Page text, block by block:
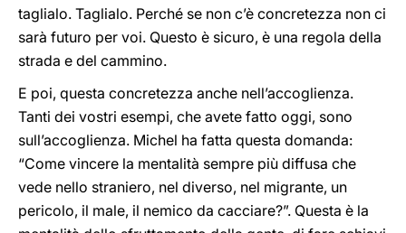
taglialo. Taglialo. Perché se non c’è concretezza non ci
sarà futuro per voi. Questo è sicuro, è una regola della
strada e del cammino.
E poi, questa concretezza anche nell’accoglienza.
Tanti dei vostri esempi, che avete fatto oggi, sono
sull’accoglienza. Michel ha fatta questa domanda:
“Come vincere la mentalità sempre più diffusa che
vede nello straniero, nel diverso, nel migrante, un
pericolo, il male, il nemico da cacciare?”. Questa è la